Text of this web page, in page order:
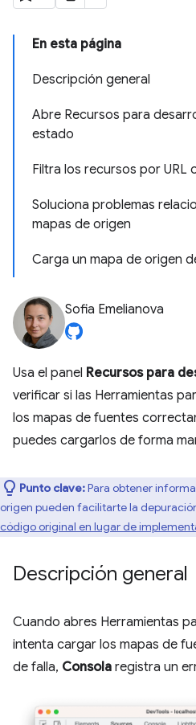
En esta página
Descripción general
Abre Recursos para
estado
Filtra los recursos por URL
Soluciona problemas
mapas de origen
Carga un mapa de origen
Sofia Emelianova
Usa el panel Recursos para
verificar si las Herramientas
los mapas de fuentes
puedes cargarlos de forma
Punto clave:Para obtener
origen pueden facilitarte la
código original en lugar de
Descripción general
Cuando abres Herramientas
intenta cargar los mapas de
de falla, Consola registra un